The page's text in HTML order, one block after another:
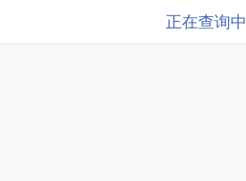
正在查询中